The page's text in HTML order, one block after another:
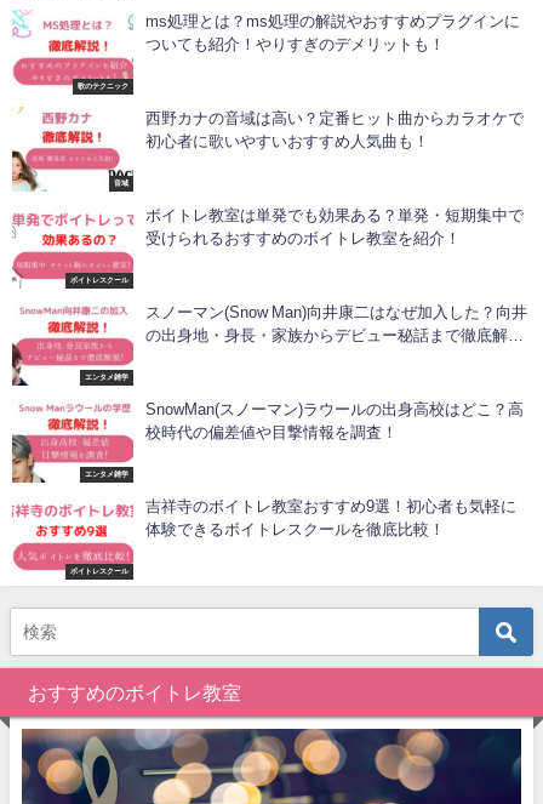
歌のテクニック
ms処理とは？ms処理の解説やおすすめプラグインに
ついても紹介！やりすぎのデメリットも！
音域
西野カナの音域は高い？定番ヒット曲からカラオケで
初心者に歌いやすいおすすめ人気曲も！
ボイトレスクール
ボイトレ教室は単発でも効果ある？単発・短期集中で
受けられるおすすめのボイトレ教室を紹介！
エンタメ雑学
スノーマン(Snow Man)向井康二はなぜ加入した？向井
の出身地・身長・家族からデビュー秘話まで徹底解
エンタメ雑学
SnowMan(スノーマン)ラウールの出身高校はどこ？高
校時代の偏差値や目撃情報を調査！
ボイトレスクール
吉祥寺のボイトレ教室おすすめ9選！初心者も気軽に
体験できるボイトレスクールを徹底比較！
おすすめのボイトレ教室